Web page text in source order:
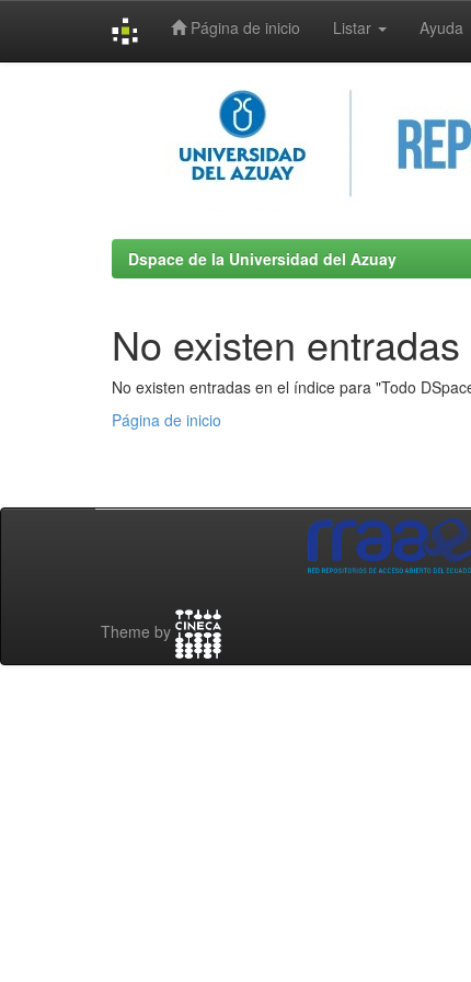
Página de inicio Listar Ayuda
Dspace de la Universidad del Azuay
No existen
No existen entradas en el índice para "Todo
Página de inicio
Theme by